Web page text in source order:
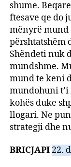
shume.
ftesave qe do
mënyrë mund
përshtatshëm
Shëndeti nuk
mundshme.
mund te keni
mundohuni
kohës duke
llogari. Ne
strategji dhe
BRICJAPI 22.